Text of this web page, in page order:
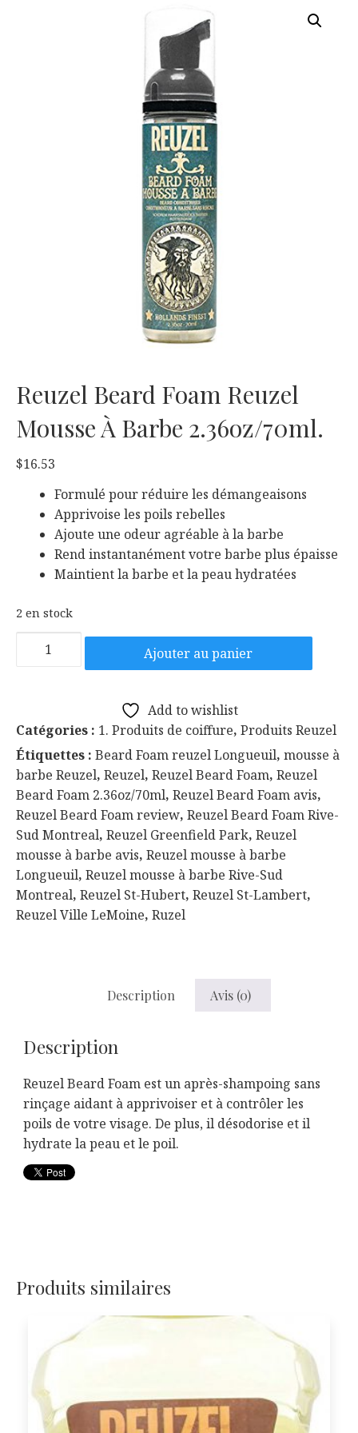
Reuzel Beard Foam Reuzel
Mousse À Barbe 2.36oz/70ml.
$16.53
Formulé pour réduire les démangeaisons
Apprivoise les poils rebelles
Ajoute une odeur agréable à la barbe
Rend instantanément votre barbe plus épaisse
Maintient la barbe et la peau hydratées
2 en stock
quantité
Reuzel
Mousse
À
Barbe
2.36oz/70ml.
Ajouter au panier
Add to wishlist
Catégories : 1. Produits de coiffure, Produits Reuzel
Étiquettes : Beard Foam reuzel Longueuil, mousse à
barbe Reuzel, Reuzel, Reuzel Beard Foam, Reuzel
Beard Foam 2.36oz/70ml, Reuzel Beard Foam avis,
Reuzel Beard Foam review, Reuzel Beard Foam Rive-
Sud Montreal, Reuzel Greenfield Park, Reuzel
mousse à barbe avis, Reuzel mousse à barbe
Longueuil, Reuzel mousse à barbe Rive-Sud
Montreal, Reuzel St-Hubert, Reuzel St-Lambert,
Reuzel Ville LeMoine, Ruzel
Description Avis (0)
Description
Reuzel Beard Foam est un après-shampoing sans
rinçage aidant à apprivoiser et à contrôler les
poils de votre visage. De plus, il désodorise et il
hydrate la peau et le poil.
Produits similaires